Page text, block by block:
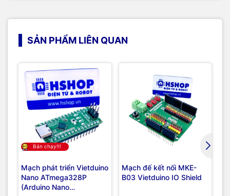
SẢN PHẨM LIÊN QUAN
Bán chạy!!!
Mạch phát triển Vietduino
Nano ATmega328P
(Arduino Nano
Mạch đế kết nối MKE-
B03 Vietduino IO Shield